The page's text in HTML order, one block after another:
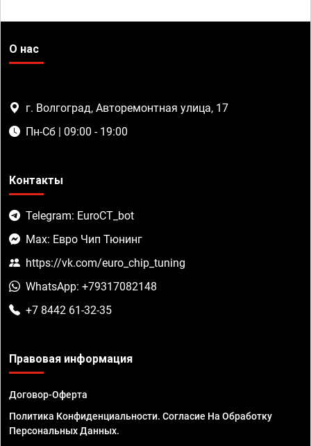
О нас
г. Волгоград, Авторемонтная улица, 17
Пн-Сб | 09:00 - 19:00
Контакты
Telegram: EuroCT_bot
Max: Евро Чип Тюнинг
https://vk.com/euro_chip_tuning
WhatsApp: +79317082148
+7 8442 61-32-35
Правовая информация
Договор-Оферта
Политика Конфиденциальности. Согласие На Обработку
Персональных Данных.